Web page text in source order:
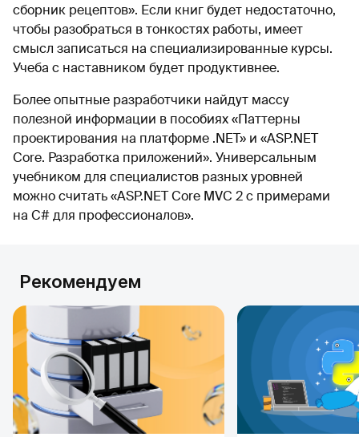
сборник рецептов». Если книг будет недостаточно,
чтобы разобраться в тонкостях работы, имеет
смысл записаться на специализированные курсы.
Учеба с наставником будет продуктивнее.
Более опытные разработчики найдут массу
полезной информации в пособиях «Паттерны
проектирования на платформе .NET» и «ASP.NET
Core. Разработка приложений». Универсальным
учебником для специалистов разных уровней
можно считать «ASP.NET Core MVC 2 с примерами
на C# для профессионалов».
Рекомендуем